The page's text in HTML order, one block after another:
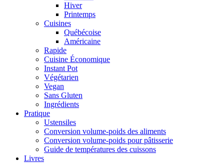
Hiver
Printemps
Cuisines
Québécoise
Américaine
Rapide
Cuisine Économique
Instant Pot
Végétarien
Vegan
Sans Gluten
Ingrédients
Pratique
Ustensiles
Conversion volume-poids des aliments
Conversion volume-poids pour pâtisserie
Guide de températures des cuissons
Livres